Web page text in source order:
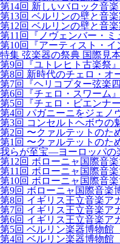
第14回 新しいバロック音楽
第13回 ベルリンの壁と音
第12回 ベルリンの壁と音
第11回『ノヴェンバー・ミ
第10回『アーティスト・イ
特集 弦楽器の祭典 国際見
第9回『ユトレヒト古楽祭
第8回 新時代のチェロ・オ
第7回『ヘリコプター弦楽
第6回『チェロ・スワーム
第5回『チェロ・ビエンナ
第4回 パガニーニをジェノ
第3回 コンセルトヘボウの
第2回 〜クァルテットのた
第1回 〜クァルテットのた
我らが至宝―ヨーロッパの
第12回 ボローニャ国際音楽
第11回 ボローニャ国際音楽
第10回 ボローニャ国際音楽
第9回 ボローニャ国際音楽
第8回 イギリス王立音楽ア
第7回 イギリス王立音楽ア
第6回 イギリス王立音楽ア
第5回 ベルリン楽器博物館
第4回 ベルリン楽器博物館